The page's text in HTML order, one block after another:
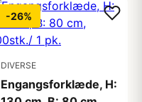
-26%
DIVERSE
Engangsforklæde, H: